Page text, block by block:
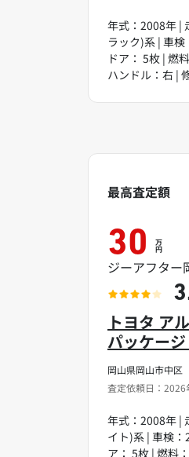
年式：2008年 |
ラック)系 | 車
ドア： 5枚 | 燃
ハンドル：右 |
岡山県岡山市中区
査定依頼日：2026
トヨタ ア
パッケー
年式：2008年 |
イト)系 | 車検
ア： 5枚 | 燃料
最高査定額
30 万
円
ジーアフター